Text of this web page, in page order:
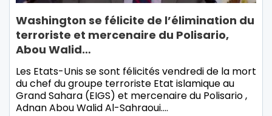
Washington se félicite de l’élimination du
terroriste et mercenaire du Polisario,
Abou Walid…
Les Etats-Unis se sont félicités vendredi de la mort
du chef du groupe terroriste Etat islamique au
Grand Sahara (EIGS) et mercenaire du Polisario ,
Adnan Abou Walid Al-Sahraoui.…